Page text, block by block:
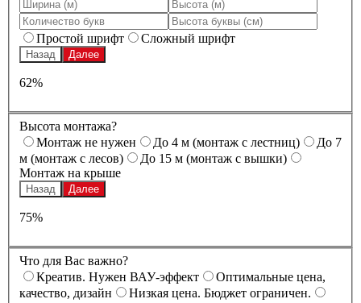
Простой шрифт Сложный шрифт
Назад Далее
62%
Высота монтажа?
Монтаж не нужен
До 4 м (монтаж с лестниц)
До 7
м (монтаж с лесов)
До 15 м (монтаж с вышки)
Монтаж на крыше
Назад Далее
75%
Что для Вас важно?
Креатив. Нужен ВАУ-эффект
Оптимальные цена,
качество, дизайн
Низкая цена. Бюджет ограничен.